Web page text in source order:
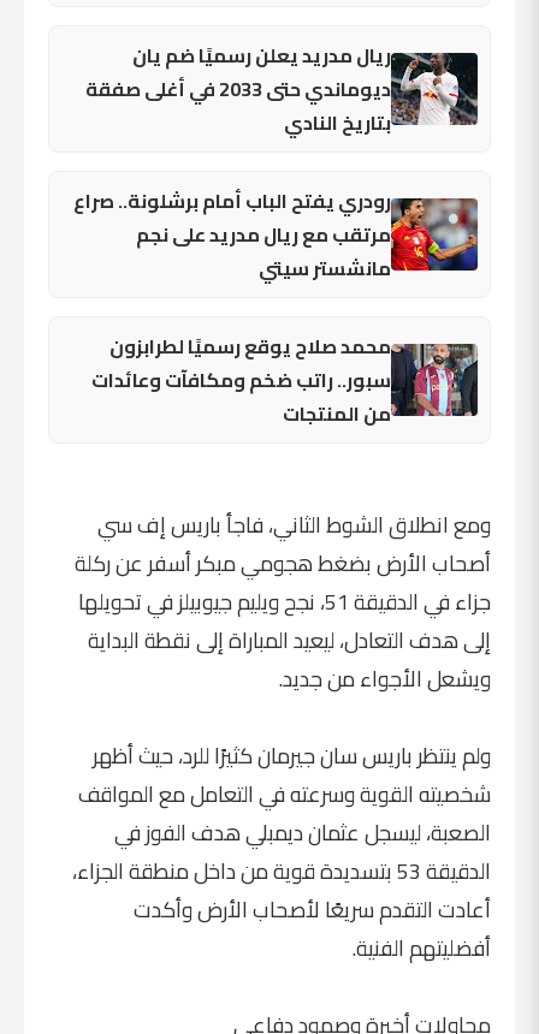
ريال مدريد يعلن رسميًا ضم يان
ديوماندي حتى 2033 في أغلى صفقة
بتاريخ النادي
رودري يفتح الباب أمام برشلونة.. صراع
مرتقب مع ريال مدريد على نجم
مانشستر سيتي
محمد صلاح يوقع رسميًا لطرابزون
سبور.. راتب ضخم ومكافآت وعائدات
من المنتجات
ومع انطلاق الشوط الثاني، فاجأ باريس إف سي
أصحاب الأرض بضغط هجومي مبكر أسفر عن ركلة
جزاء في الدقيقة 51، نجح ويليم جيوبيلز في تحويلها
إلى هدف التعادل، ليعيد المباراة إلى نقطة البداية
ويشعل الأجواء من جديد.
ولم ينتظر باريس سان جيرمان كثيرًا للرد، حيث أظهر
شخصيته القوية وسرعته في التعامل مع المواقف
الصعبة، ليسجل عثمان ديمبلي هدف الفوز في
الدقيقة 53 بتسديدة قوية من داخل منطقة الجزاء،
أعادت التقدم سريعًا لأصحاب الأرض وأكدت
أفضليتهم الفنية.
محاولات أخيرة وصمود دفاعي